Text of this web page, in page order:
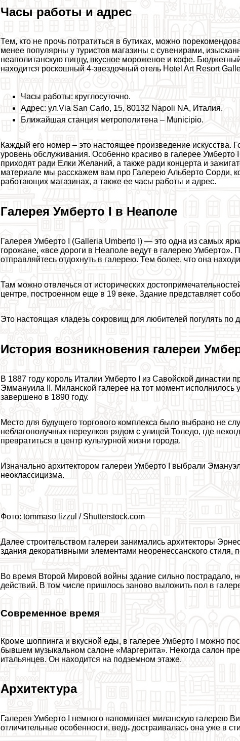
Часы работы и адрес
Тем, кто не прочь потратиться в бутиках, можно
менее популярны у туристов магазины с сувенирами,
неаполитанскую пиццу, вкусное мороженое и кофе.
находится роскошный 4-звездочный отель Hotel Art Resort
Часы работы: круглосуточно.
Адрес: ул.Via San Carlo, 15, 80132 Napoli NA, Италия.
Ближайшая станция метрополитена – Municipio.
Каждый его номер – это настоящее произведение искусства.
уровень обслуживания. Особенно красиво в галерее
приходят ради Елки Желаний, а также ради концерта и
материале мы расскажем вам про Галерею Альберто Сорди,
работающих магазинах, а также ее часы работы и адрес.
Галерея Умберто I в Неаполе
Галерея Умберто I (Galleria Umberto I) — это одна из самых
горожане, «все дороги в Неаполе ведут в галерею Умберто».
отправляйтесь отдохнуть в галерею. Тем более, что она
Там можно отвлечься от исторических
центре, построенном еще в 19 веке. Здание представляет
Это настоящая кладезь сокровищ для любителей погулять по
История возникновения галереи
В 1887 году король Италии Умберто I из Савойской династии
Эммануила II. Миланской галерее на тот момент исполнилось
завершено в 1890 году.
Место для будущего торгового комплекса было выбрано не
нeблагополучных переулков рядом с улицей Толедо, где
превратиться в центр культурной жизни города.
Изначально архитектором галереи Умберто I выбрали
неоклассицизма.
Фото: tommaso lizzul / Shutterstock.com
Далее строительством галереи занимались архитекторы
здания декоративными элементами неоренессанского стиля,
Во время Второй Мировой войны здание сильно пострадало,
действий. В том числе пришлось заново выложить пол в
Современное время
Кроме шоппинга и вкусной еды, в галерее Умберто I можно
бывшем музыкальном салоне «Маргерита». Некогда салон
итальянцев. Он находится на подземном этаже.
Архитектура
Галерея Умберто I немного напоминает миланскую галерею
отличительные особенности, ведь достраивалась она уже в